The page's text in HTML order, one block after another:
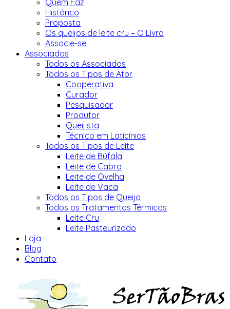
Quem Faz
Histórico
Proposta
Os queijos de leite cru – O Livro
Associe-se
Associados
Todos os Associados
Todos os Tipos de Ator
Cooperativa
Curador
Pesquisador
Produtor
Queijista
Técnico em Laticínios
Todos os Tipos de Leite
Leite de Búfala
Leite de Cabra
Leite de Ovelha
Leite de Vaca
Todos os Tipos de Queijo
Todos os Tratamentos Térmicos
Leite Cru
Leite Pasteurizado
Loja
Blog
Contato